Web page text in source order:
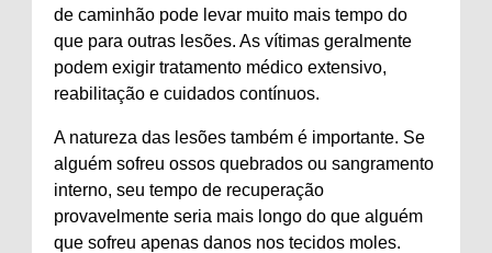
de caminhão pode levar muito mais tempo do
que para outras lesões. As vítimas geralmente
podem exigir tratamento médico extensivo,
reabilitação e cuidados contínuos.
A natureza das lesões também é importante. Se
alguém sofreu ossos quebrados ou sangramento
interno, seu tempo de recuperação
provavelmente seria mais longo do que alguém
que sofreu apenas danos nos tecidos moles.